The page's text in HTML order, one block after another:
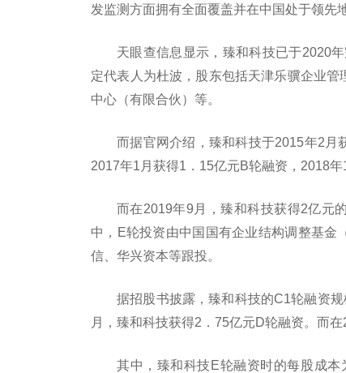
发监测方面拥有全面覆盖并在中国处于领先
天眼查信息显示，臻和科技已于2020
定代表人为杜波，股东包括天津乐骥企业
中心（有限合伙）等。
而据官网介绍，臻和科技于2015年2月
2017年1月获得1．15亿元B轮融资，2018
而在2019年9月，臻和科技获得2亿元
中，E轮投资由中国国有企业结构调整基金
信、华兴资本等跟投。
据招股书披露，臻和科技的C1轮融资
月，臻和科技获得2．75亿元D轮融资。而
其中，臻和科技E轮融资时的每股成